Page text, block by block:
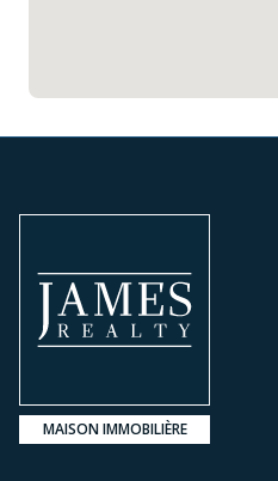
MAISON IMMOBILIÈRE